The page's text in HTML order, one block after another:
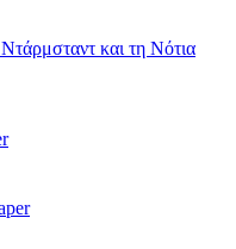
Ντάρμσταντ και τη Νότια